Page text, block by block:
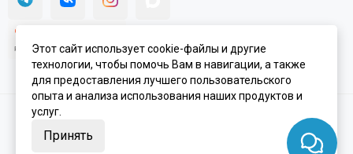
2020 - 2026 © Интернет-магазин PORTALINI | ИП Колесников Антон
Игоревич ОГРНИП 317910200048870 ИНН 911104899610
Этот сайт использует cookie-файлы и другие
технологии, чтобы помочь Вам в навигации, а также
для предоставления лучшего пользовательского
опыта и анализа использования наших продуктов и
услуг.
Принять